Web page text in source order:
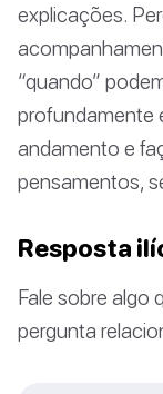
explicações.
“quando”
profundamente
andamento e
pensamentos,
Resposta
Fale sobre algo
pergunta